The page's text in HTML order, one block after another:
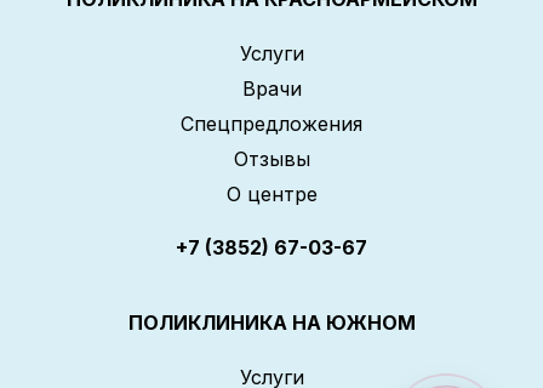
Услуги
Врачи
Спецпредложения
Отзывы
О центре
+7 (3852) 67-03-67
ПОЛИКЛИНИКА НА ЮЖНОМ
Услуги